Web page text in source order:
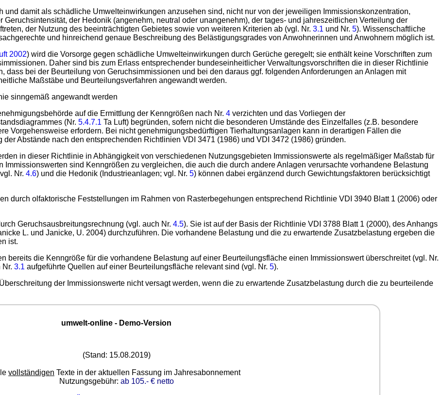
damit als schädliche Umwelteinwirkungen anzusehen sind, nicht nur von der jeweiligen Immissionskonzentration,
der Hedonik (angenehm, neutral oder unangenehm), der tages- und jahreszeitlichen Verteilung der
der Nutzung des beeinträchtigten Gebietes sowie von weiteren Kriterien ab (vgl. Nr. 3.1 und Nr. 5). Wissenschaftliche
und hinreichend genaue Beschreibung des Belästigungsgrades von Anwohnerinnen und Anwohnern möglich ist.
2002) wird die Vorsorge gegen schädliche Umwelteinwirkungen durch Gerüche geregelt; sie enthält keine Vorschriften zum
Daher sind bis zum Erlass entsprechender bundeseinheitlicher Verwaltungsvorschriften die in dieser Richtlinie
dass bei der Beurteilung von Geruchsimmissionen und bei den daraus ggf. folgenden Anforderungen an Anlagen mit
Maßstäbe und Beurteilungsverfahren angewandt werden.
sinngemäß angewandt werden
auf die Ermittlung der Kenngrößen nach Nr. 4 verzichten und das Vorliegen der
(Nr. 5.4.7.1 Ta Luft) begründen, sofern nicht die besonderen Umstände des Einzelfalles (z.B. besondere
Vorgehensweise erfordern. Bei nicht genehmigungsbedürftigen Tierhaltungsanlagen kann in derartigen Fällen die
Abstände nach den entsprechenden Richtlinien VDI 3471 (1986) und VDI 3472 (1986) gründen.
in dieser Richtlinie in Abhängigkeit von verschiedenen Nutzungsgebieten Immissionswerte als regelmäßiger Maßstab für
sind Kenngrößen zu vergleichen, die auch die durch andere Anlagen verursachte vorhandene Belastung
Nr. 4.6) und die Hedonik (Industrieanlagen; vgl. Nr. 5) können dabei ergänzend durch Gewichtungsfaktoren berücksichtigt
durch olfaktorische Feststellungen im Rahmen von Rasterbegehungen entsprechend Richtlinie VDI 3940 Blatt 1 (2006) oder
Geruchsausbreitungsrechnung (vgl. auch Nr. 4.5). Sie ist auf der Basis der Richtlinie VDI 3788 Blatt 1 (2000), des Anhangs
L. und Janicke, U. 2004) durchzuführen. Die vorhandene Belastung und die zu erwartende Zusatzbelastung ergeben die
ist.
bereits die Kenngröße für die vorhandene Belastung auf einer Beurteilungsfläche einen Immissionswert überschreitet (vgl. Nr.
3.1 aufgeführte Quellen auf einer Beurteilungsfläche relevant sind (vgl. Nr. 5).
der Immissionswerte nicht versagt werden, wenn die zu erwartende Zusatzbelastung durch die zu beurteilende
umwelt-online - Demo-Version
(Stand: 15.08.2019)
vollständigen Texte in der aktuellen Fassung im Jahresabonnement
Nutzungsgebühr: ab 105.- € netto